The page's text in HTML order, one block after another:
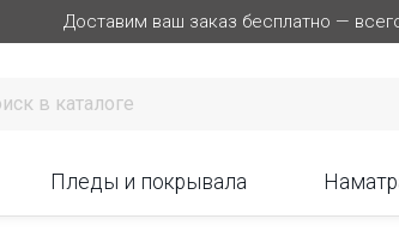
Доставим ваш заказ бесплатно —
Пледы и покрывала